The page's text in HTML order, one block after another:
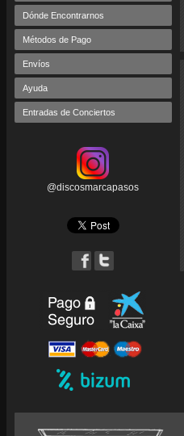
Dónde Encontrarnos
Métodos de Pago
Envíos
Ayuda
Entradas de Conciertos
@discosmarcapasos